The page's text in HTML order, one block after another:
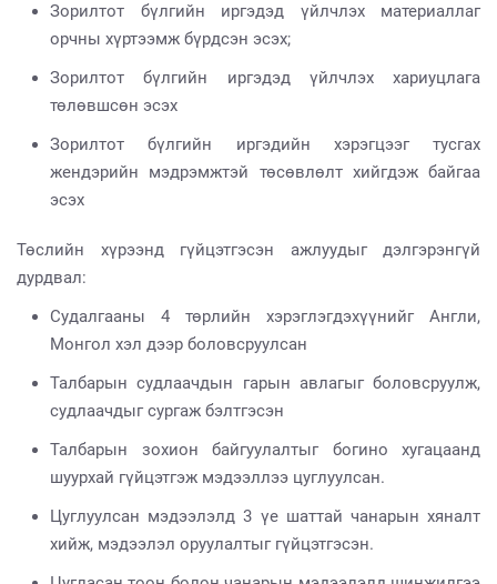
Зорилтот бүлгийн иргэдэд үйлчлэх материаллаг
орчны хүртээмж бүрдсэн эсэх;
Зорилтот бүлгийн иргэдэд үйлчлэх хариуцлага
төлөвшсөн эсэх
Зорилтот бүлгийн иргэдийн хэрэгцээг тусгах
жендэрийн мэдрэмжтэй төсөвлөлт хийгдэж байгаа
эсэх
Төслийн хүрээнд гүйцэтгэсэн ажлуудыг дэлгэрэнгүй
дурдвал:
Судалгааны 4 төрлийн хэрэглэгдэхүүнийг Англи,
Монгол хэл дээр боловсруулсан
Талбарын судлаачдын гарын авлагыг боловсруулж,
судлаачдыг сургаж бэлтгэсэн
Талбарын зохион байгуулалтыг богино хугацаанд
шуурхай гүйцэтгэж мэдээллээ цуглуулсан.
Цуглуулсан мэдээлэлд 3 үе шаттай чанарын хяналт
хийж, мэдээлэл оруулалтыг гүйцэтгэсэн.